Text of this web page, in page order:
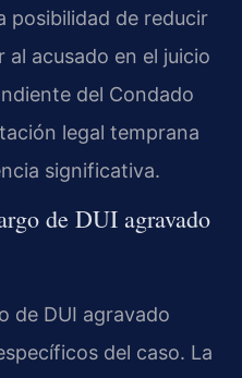
posibilidad de reducir
acusado en el juicio
del Condado
legal temprana
significativa.
de DUI agravado
de DUI agravado
del caso. La